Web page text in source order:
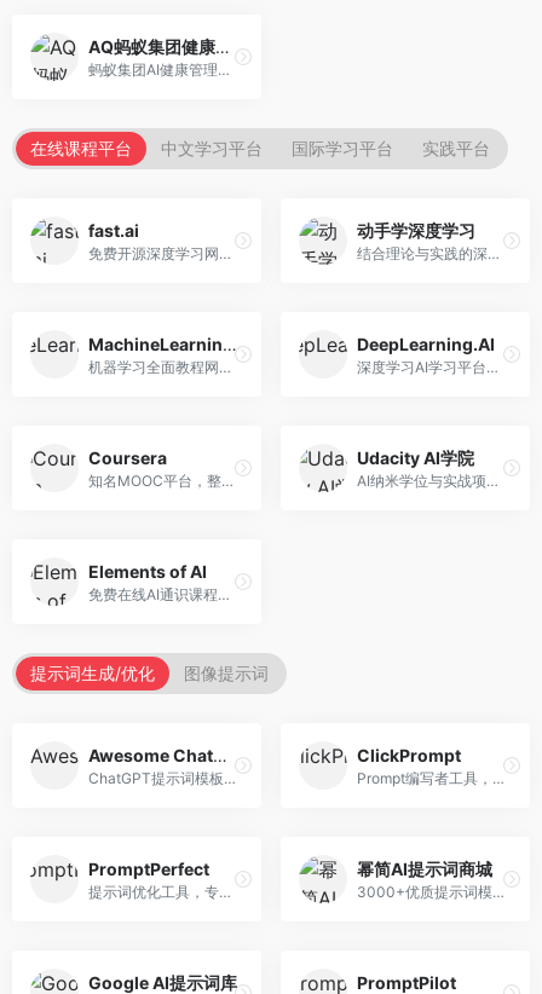
AQ蚂蚁集团健康管家
蚂蚁集团AI健康管理服务，专注于个人健康监测。面向个人用户，提供健康评估、慢病管理、健康建议等服务，健康管理便捷。
在线课程平台 中文学习平台 国际学习平台 实践平台
fast.ai
免费开源深度学习网站，专注于实用AI教学。面向开发者，提供免费深度学习课程、实战项目、代码库等资源，学习门槛低。
动手学深度学习
结合理论与实践的深度学习教材，专注于代码驱动学习。面向学生和开发者，提供深度学习理论、代码实现、练习题等资源，学习体验好。
MachineLearningMastery
机器学习全面教程网站，专注于实用技能教学。面向开发者，提供机器学习算法、Python实现、项目实战等教程，实用性强。
DeepLearning.AI
深度学习AI学习平台，由吴恩达创立。面向AI学习者，提供深度学习专项课程、AI新闻、技术社区等资源，课程质量权威。
Coursera
知名MOOC平台，整合全球顶尖大学课程资源。面向学习者，提供AI、机器学习、深度学习等课程，证书认可度高，课程质量专业。
Udacity AI学院
AI纳米学位与实战项目平台，专注于职业导向学习。面向AI从业者，提供机器学习、深度学习、计算机视觉等纳米学位，项目实战性强。
Elements of AI
免费在线AI通识课程，专注于AI基础知识普及。面向普通大众，提供AI概念、原理、应用等入门知识，语言通俗易懂。
提示词生成/优化 图像提示词
Awesome ChatGPT Prompts
ChatGPT提示词模板库，专注于实用提示词收集。面向ChatGPT用户，提供提示词模板、使用场景、效果展示等资源，模板实用性强。
ClickPrompt
Prompt编写者工具，专注于提示词创作辅助。面向提示词创作者，提供提示词编辑、测试、分享等服务，创作工具完善。
PromptPerfect
提示词优化工具，专注于提示词质量提升。面向AI用户，提供提示词优化、效果测试、版本对比等服务，提示词优化专业。
幂简AI提示词商城
3000+优质提示词模板平台，专注于中文提示词。面向中文AI用户，提供提示词模板、分类检索、一键使用等服务，中文提示词丰富。
Google AI提示词库 PromptPilot